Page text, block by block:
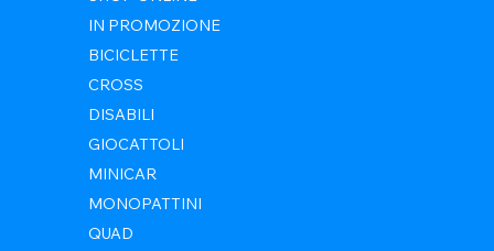
IN PROMOZIONE
BICICLETTE
CROSS
DISABILI
GIOCATTOLI
MINICAR
MONOPATTINI
QUAD